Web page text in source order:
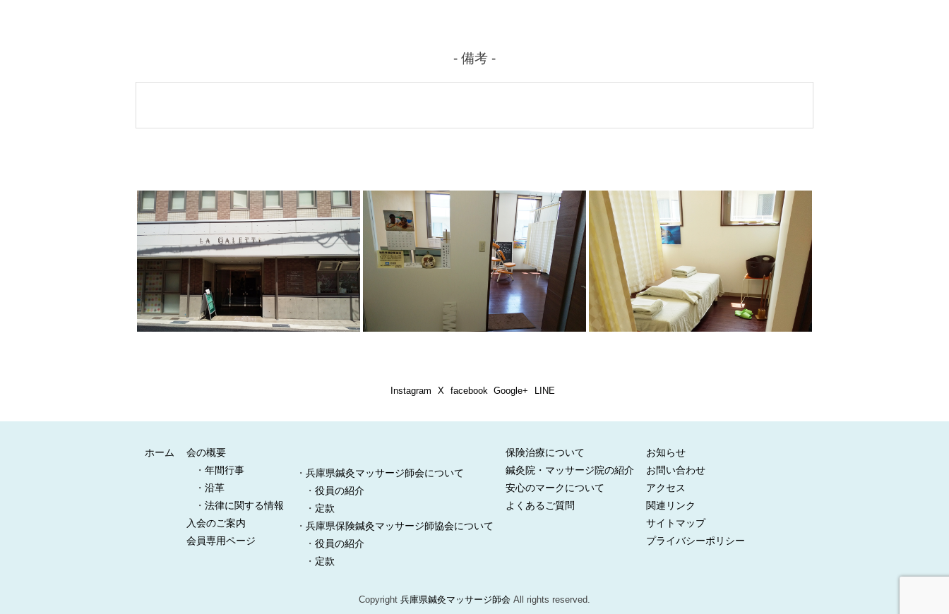
- 備考 -
Instagram X facebook Google+ LINE
ホーム
会の概要
・年間行事
・沿革
・法律に関する情報
入会のご案内
会員専用ページ
・兵庫県鍼灸マッサージ師会について
・ 役員の紹介
・ 定款
・兵庫県保険鍼灸マッサージ師協会について
・ 役員の紹介
・ 定款
保険治療について
鍼灸院・マッサージ院の紹介
安心のマークについて
よくあるご質問
お知らせ
お問い合わせ
アクセス
関連リンク
サイトマップ
プライバシーポリシー
Copyright 兵庫県鍼灸マッサージ師会 All rights reserved.